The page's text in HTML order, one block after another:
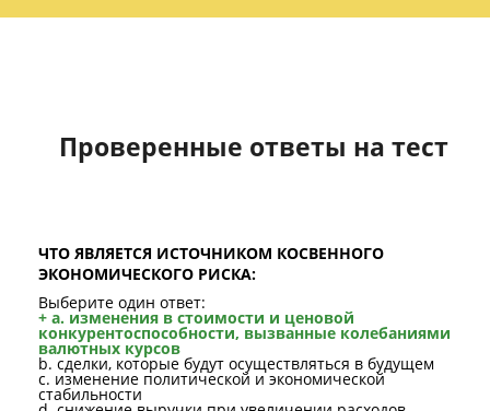
Проверенные ответы на тест
ЧТО ЯВЛЯЕТСЯ ИСТОЧНИКОМ КОСВЕННОГО
ЭКОНОМИЧЕСКОГО РИСКА:
Выберите один ответ:
+ a. изменения в стоимости и ценовой
конкурентоспособности, вызванные колебаниями
валютных курсов
b. сделки, которые будут осуществляться в будущем
c. изменение политической и экономической
стабильности